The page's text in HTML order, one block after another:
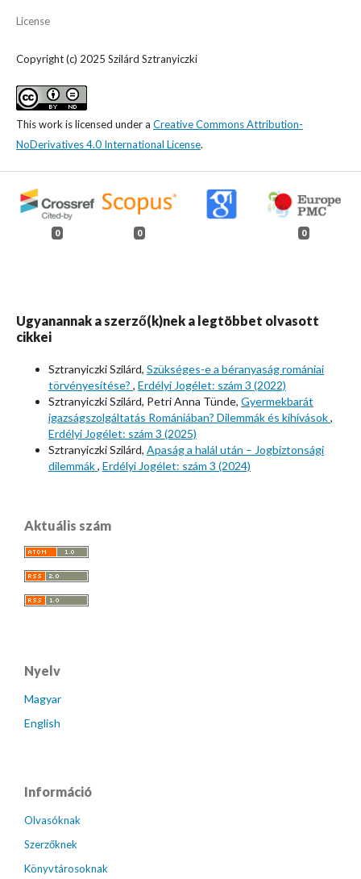
License
Copyright (c) 2025 Szilárd Sztranyiczki
This work is licensed under a Creative Commons Attribution-
NoDerivatives 4.0 International License.
0 0 0
Ugyanannak a szerző(k)nek a legtöbbet olvasott
cikkei
Sztranyiczki Szilárd, Szükséges-e a béranyaság romániai
törvényesítése? , Erdélyi Jogélet: szám 3 (2022)
Sztranyiczki Szilárd, Petri Anna Tünde, Gyermekbarát
igazságszolgáltatás Romániában? Dilemmák és kihívások,
Erdélyi Jogélet: szám 3 (2025)
Sztranyiczki Szilárd, Apaság a halál után – Jogbiztonsági
dilemmák, Erdélyi Jogélet: szám 3 (2024)
Aktuális szám
Nyelv
Magyar
English
Információ
Olvasóknak
Szerzőknek
Könyvtárosoknak